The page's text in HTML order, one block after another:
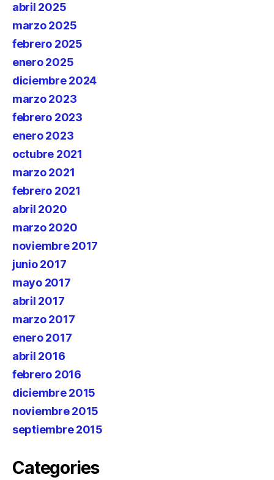
abril 2025
marzo 2025
febrero 2025
enero 2025
diciembre 2024
marzo 2023
febrero 2023
enero 2023
octubre 2021
marzo 2021
febrero 2021
abril 2020
marzo 2020
noviembre 2017
junio 2017
mayo 2017
abril 2017
marzo 2017
enero 2017
abril 2016
febrero 2016
diciembre 2015
noviembre 2015
septiembre 2015
Categories